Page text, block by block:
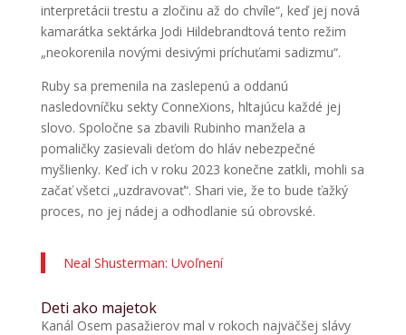
interpretácii trestu a zločinu až do chvíle“, keď jej nová
kamarátka sektárka Jodi Hildebrandtová tento režim
„neokorenila novými desivými príchuťami sadizmu“.
Ruby sa premenila na zaslepenú a oddanú
nasledovníčku sekty ConneXions, hltajúcu každé jej
slovo. Spoločne sa zbavili Rubinho manžela a
pomaličky zasievali deťom do hláv nebezpečné
myšlienky. Keď ich v roku 2023 konečne zatkli, mohli sa
začať všetci „uzdravovať“. Shari vie, že to bude ťažký
proces, no jej nádej a odhodlanie sú obrovské.
Neal Shusterman: Uvoľnení
Deti ako majetok
Kanál Osem pasažierov mal v rokoch najväčšej slávy